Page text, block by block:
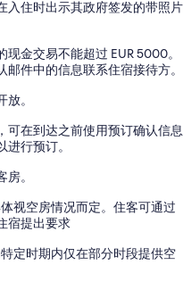
入住时出示其政府签发的带照片
金交易不能超过 EUR 5000。
件中的信息联系住宿接待方。
。
可在到达之前使用预订确认信息
行预订。
。
视空房情况而定。住客可通过
宿提出要求
定时期内仅在部分时段提供空